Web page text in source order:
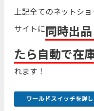
上記全てのネットショ
サイトに同時出
たら自動で在
れます！